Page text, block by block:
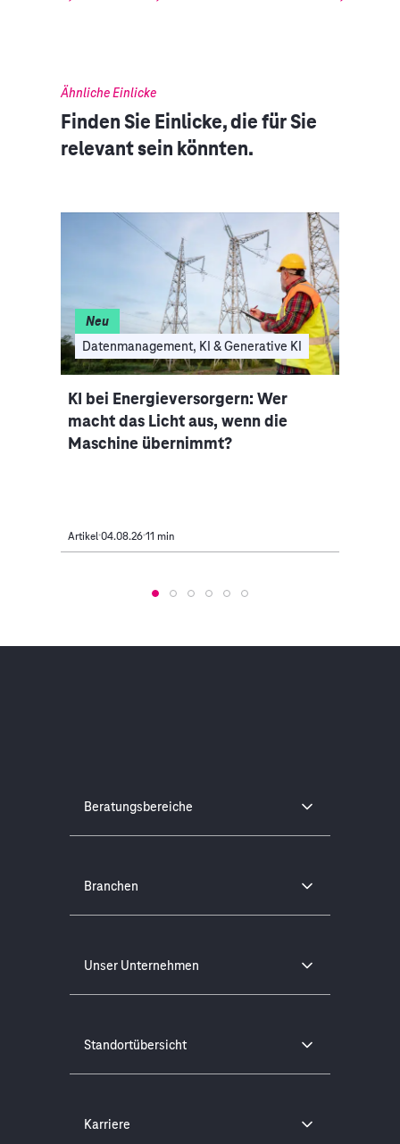
Ähnliche Einlicke
Finden Sie Einlicke, die für Sie
relevant sein könnten.
Datenmanagement, KI & Generative KI
Neu
KI bei Energieversorgern: Wer
macht das Licht aus, wenn die
Maschine übernimmt?
Artikel 04.08.26 11 min
Beratungsbereiche
Branchen
Unser Unternehmen
Standortübersicht
Karriere